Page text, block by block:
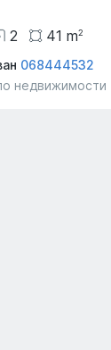
2 41 m2
068444532
недвижимости